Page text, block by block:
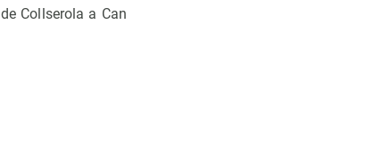
Collserola a Can